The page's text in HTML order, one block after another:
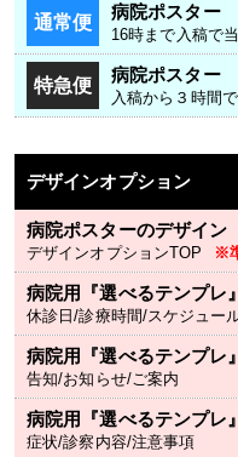
通常便 病院ポスター
16時まで入稿で
特急便 病院ポスター
入稿から３時間
デザインオプション
病院ポスターのデザイン
デザインオプションTOP ※
病院用『選べるテンプレ』
休診日/診療時間/スケジュー
病院用『選べるテンプレ』
告知/お知らせ/ご案内
病院用『選べるテンプレ』
症状/診察内容/注意事項